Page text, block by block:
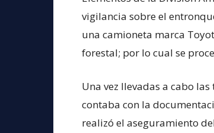
vigilancia sobre el
una camioneta marca
forestal; por lo cual se
Una vez llevadas a cabo
contaba con la
realizó el aseguramiento